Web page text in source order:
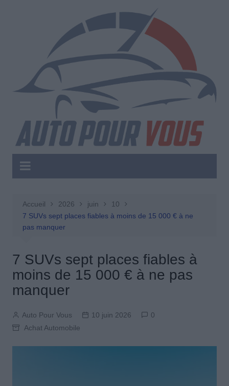
Accueil 2026 juin
10
7 SUVs sept places fiables à moins de 15 000 € à ne
pas manquer
7 SUVs sept places fiables à
moins de 15 000 € à ne pas
manquer
Auto Pour Vous 10 juin 2026
0
Achat Automobile